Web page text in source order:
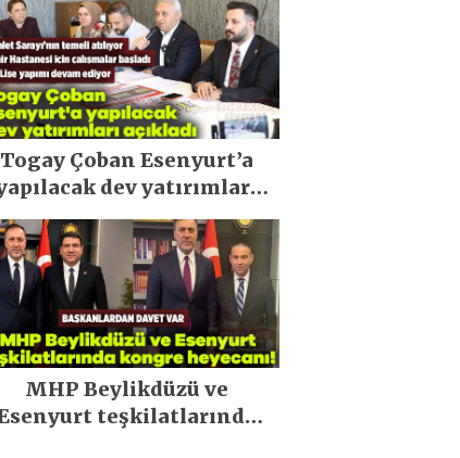
Togay Çoban Esenyurt’a
dev yatırımları
açıkladı
MHP Beylikdüzü ve
teşkilatlarında